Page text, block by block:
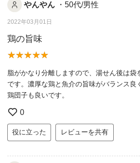
やんやん ・50代/男性
2022年03月01日
鶏の旨味
脂がかなり分離しますので、湯せん後は袋
です。濃厚な鶏と魚介の旨味がバランス良
鶏団子も良いです。
0
役に立った レビューを共有